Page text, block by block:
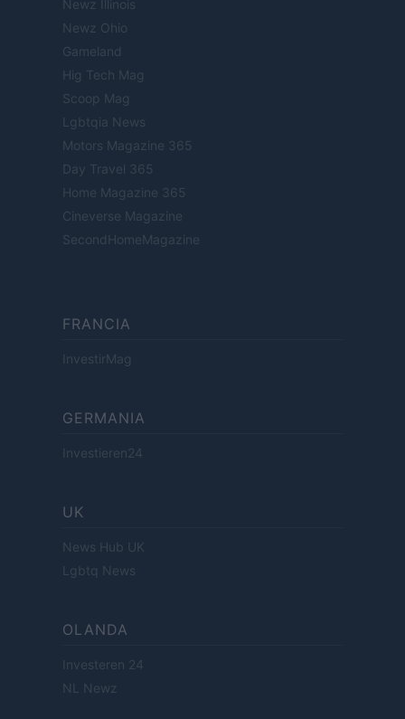
Newz Illinois
Newz Ohio
Gameland
Hig Tech Mag
Scoop Mag
Lgbtqia News
Motors Magazine 365
Day Travel 365
Home Magazine 365
Cineverse Magazine
SecondHomeMagazine
FRANCIA
InvestirMag
GERMANIA
Investieren24
UK
News Hub UK
Lgbtq News
OLANDA
Investeren 24
NL Newz